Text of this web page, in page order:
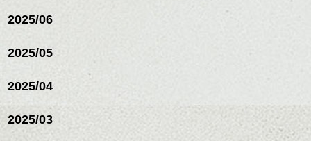
スパ／伸びても目立たない
ルカラー/髪質改善/TOKIOト
ナーカラー/イルミナカラー/
ミニボブ/抜け感ショート/バ
レイヤージュ/縮毛矯正
スパ／伸びても目立たない
ヘアカラー/ハイライト/ダブ
ルカラー/髪質改善/TOKIOト
リートメント/ブリーチ/イン
2025/06
2025/05
2025/04
2025/03